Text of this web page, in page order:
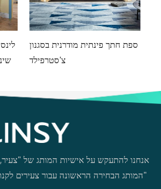
ספת חתך פינתית מודרנית בסגנון
צ'סטרפילד
אנחנו להתעקש על אישיות המותג של "צעיר,
"המותג הבחירה הראשונה עבור צעירים